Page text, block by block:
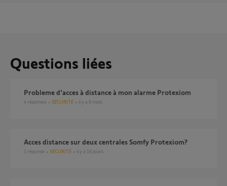
Questions liées
Probleme d'acces à distance à mon alarme Protexiom
4 réponses SÉCURITÉ il y a 6 mois
Acces distance sur deux centrales Somfy Protexiom?
1 réponse SÉCURITÉ il y a 16 jours